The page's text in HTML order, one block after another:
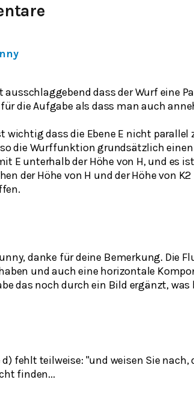
ausschlaggebend dass der Wurf eine
die Aufgabe als dass man auch
wichtig dass die Ebene E nicht parallel
die Wurffunktion grundsätzlich
E unterhalb der Höhe von H, und es
der Höhe von H und der Höhe von
danke für deine Bemerkung. Die
und auch eine horizontale
das noch durch ein Bild ergänzt,
fehlt teilweise: "und weisen Sie
finden...